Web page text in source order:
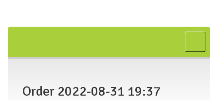
Shiatsu
Order 2022-08-31 19:37